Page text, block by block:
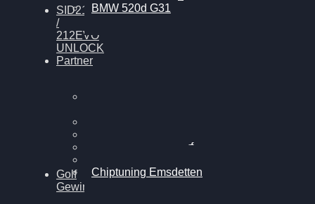
BMW 520d G31
SID212
/
212EVO
UNLOCK
Partner
Chiptuning Schüttorf
Chiptuning Emsdetten
Golf
Gewinnspiel